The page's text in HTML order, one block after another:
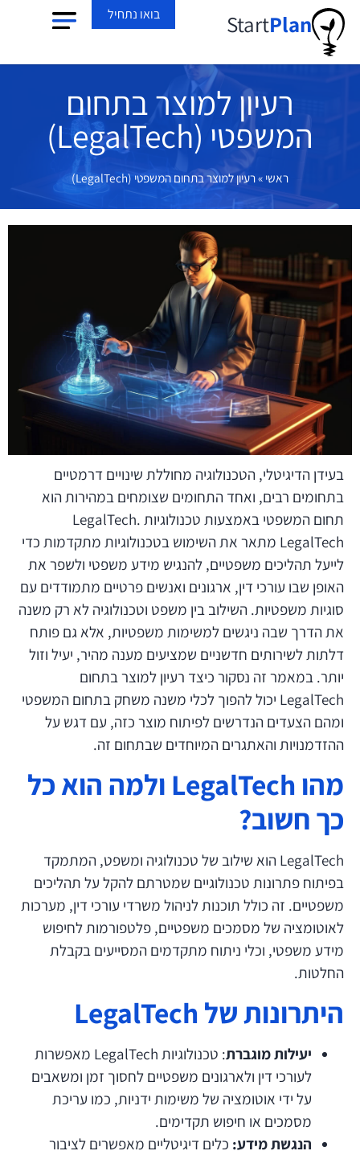
StartPlan בואו נתחיל
רעיון למוצר בתחום
המשפטי (LegalTech)
ראשי »רעיון למוצר בתחום המשפטי (LegalTech)
בעידן הדיגיטלי, הטכנולוגיה מחוללת שינויים דרמטיים
בתחומים רבים, ואחד התחומים שצומחים במהירות הוא
תחום המשפטי באמצעות טכנולוגיות LegalTech.
LegalTech מתאר את השימוש בטכנולוגיות מתקדמות כדי
לייעל תהליכים משפטיים, להנגיש מידע משפטי ולשפר את
האופן שבו עורכי דין, ארגונים ואנשים פרטיים מתמודדים עם
סוגיות משפטיות. השילוב בין משפט וטכנולוגיה לא רק משנה
את הדרך שבה ניגשים למשימות משפטיות, אלא גם פותח
דלתות לשירותים חדשניים שמציעים מענה מהיר, יעיל וזול
יותר. במאמר זה נסקור כיצד רעיון למוצר בתחום
LegalTech יכול להפוך לכלי משנה משחק בתחום המשפטי
ומהם הצעדים הנדרשים לפיתוח מוצר כזה, עם דגש על
ההזדמנויות והאתגרים המיוחדים שבתחום זה.
מהו LegalTech ולמה הוא כל
כך חשוב?
LegalTech הוא שילוב של טכנולוגיה ומשפט, המתמקד
בפיתוח פתרונות טכנולוגיים שמטרתם להקל על תהליכים
משפטיים. זה כולל תוכנות לניהול משרדי עורכי דין, מערכות
לאוטומציה של מסמכים משפטיים, פלטפורמות לחיפוש
מידע משפטי, וכלי ניתוח מתקדמים המסייעים בקבלת
החלטות.
היתרונות של LegalTech
יעילות מוגברת
: טכנולוגיות LegalTech מאפשרות
לעורכי דין ולארגונים משפטיים לחסוך זמן ומשאבים
על ידי אוטומציה של משימות ידניות, כמו עריכת
מסמכים או חיפוש תקדימים.
הנגשת מידע: כלים דיגיטליים מאפשרים לציבור